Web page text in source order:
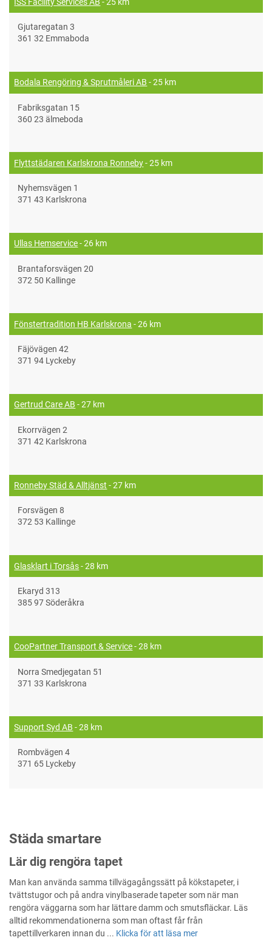
Gjutaregatan 3
361 32 Emmaboda
Bodala Rengöring & Sprutmåleri AB - 25 km
Fabriksgatan 15
360 23 älmeboda
Flyttstädaren Karlskrona Ronneby- 25 km
Nyhemsvägen 1
371 43 Karlskrona
Ullas Hemservice- 26 km
Brantaforsvägen 20
372 50 Kallinge
Fönstertradition HB Karlskrona - 26 km
Fäjövägen 42
371 94 Lyckeby
Gertrud Care AB - 27 km
Ekorrvägen 2
371 42 Karlskrona
Ronneby Städ & Alltjänst - 27 km
Forsvägen 8
372 53 Kallinge
Glasklart i Torsås- 28 km
Ekaryd 313
385 97 Söderåkra
CooPartner Transport & Service- 28 km
Norra Smedjegatan 51
371 33 Karlskrona
Support Syd AB - 28 km
Rombvägen 4
371 65 Lyckeby
Städa smartare
Lär dig rengöra tapet
Man kan använda samma tillvägagångssätt på kökstapeter, i
tvättstugor och på andra vinylbaserade tapeter som när man
rengöra väggarna som har lättare damm och smutsfläckar. Läs
alltid rekommendationerna som man oftast får från
tapettillverkaren innan du ... Klicka för att läsa mer